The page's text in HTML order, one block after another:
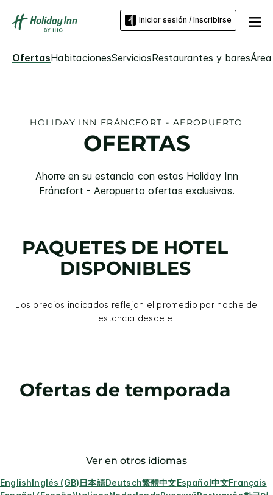
Iniciar sesión / Inscribirse
OfertasHabitacionesServiciosRestaurantes y bares
HOLIDAY INN FRÁNCFORT - AEROPUERTO
OFERTAS
Ahorre en su estancia con estas Holiday Inn
Fráncfort - Aeropuerto ofertas exclusivas.
PAQUETES DE HOTEL
DISPONIBLES
Los precios indicados reflejan el promedio por noche de
estancia desde el
Ofertas de temporada
Ver en otros idiomas
EnglishInglés (GB)日本語Deutsch繁體中文Español中文Français